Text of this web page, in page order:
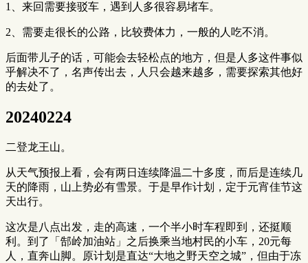
1、来回需要接驳车，遇到人多很容易堵车。
2、需要走很长的公路，比较费体力，一般的人吃不消。
后面带儿子的话，可能会去轻松点的地方，但是人多这件事似
乎解决不了，名声传出去，人只会越来越多，需要探索其他好
的去处了。
20240224
二登龙王山。
从天气预报上看，会有两日连续降温二十多度，而后是连续几
天的降雨，山上势必有雪景。于是早作计划，定于元宵佳节这
天出行。
这次是八点出发，走的高速，一个半小时车程即到，还挺顺
利。到了「郜岭加油站」之后换乘当地村民的小车，20元每
人，直奔山脚。原计划是直达“大地之野天空之城”，但由于冻